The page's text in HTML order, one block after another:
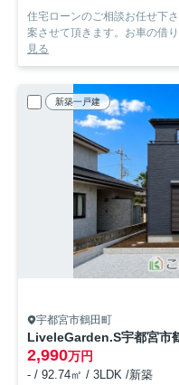
住宅ローンのご相談お任せ下
案させて頂きます。お車の借
見る
新築一戸建
宇都宮市鶴田町
LiveleGarden.S宇都宮市
2,990万円
- / 92.74㎡ / 3LDK /新築